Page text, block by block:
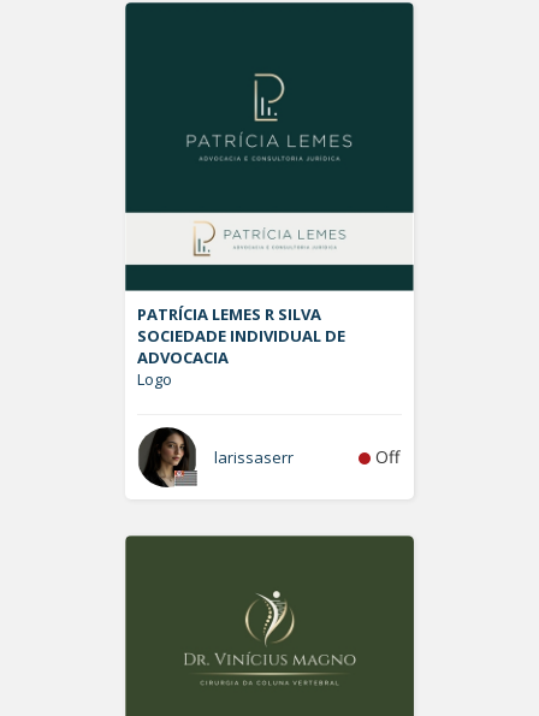
PATRÍCIA LEMES R SILVA
SOCIEDADE INDIVIDUAL DE
ADVOCACIA
Logo
larissaserr Off